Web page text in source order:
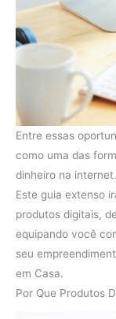
Entre essas
como uma das
dinheiro na internet.
Este guia extenso
produtos digitais,
equipando você
seu
em Casa.
Por Que Produtos